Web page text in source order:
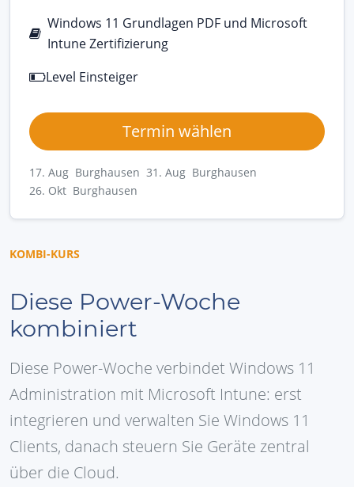
Windows 11 Grundlagen PDF und Microsoft
Intune Zertifizierung
Level Einsteiger
Termin wählen
17. Aug Burghausen 31. Aug Burghausen
26. Okt Burghausen
KOMBI-KURS
Diese Power-Woche
kombiniert
Diese Power-Woche verbindet Windows 11
Administration mit Microsoft Intune: erst
integrieren und verwalten Sie Windows 11
Clients, danach steuern Sie Geräte zentral
über die Cloud.